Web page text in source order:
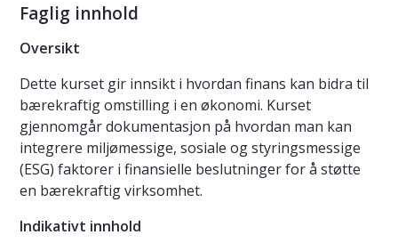
Faglig innhold
Oversikt
Dette kurset gir innsikt i hvordan finans kan bidra til
bærekraftig omstilling i en økonomi. Kurset
gjennomgår dokumentasjon på hvordan man kan
integrere miljømessige, sosiale og styringsmessige
(ESG) faktorer i finansielle beslutninger for å støtte
en bærekraftig virksomhet.
Indikativt innhold